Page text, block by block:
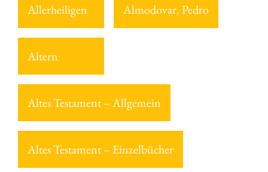
Allerheiligen Almodovar, Pedro
Altern
Altes Testament – Allgemein
Altes Testament – Einzelbücher